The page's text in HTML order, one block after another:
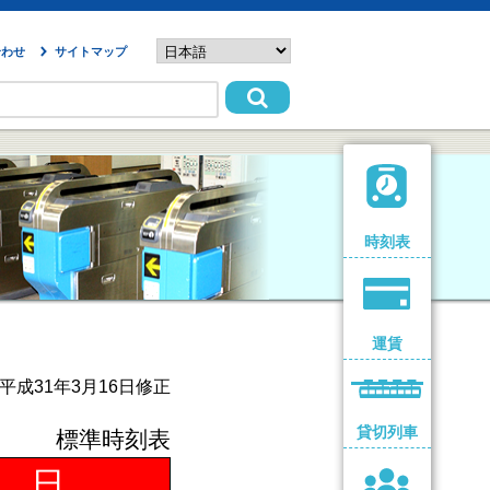
せ サイトマップ
時刻表
運賃
貸切列車
平成31年3月16日修正
標準時刻表